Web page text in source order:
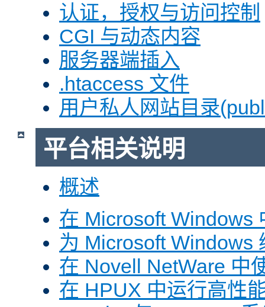
认证，授权与访问控制
CGI 与动态内容
服务器端插入
.htaccess 文件
用户私人网站目录
平台相关说明
概述
在 Microsoft Windows
为 Microsoft Windows
在 Novell NetWare 中
在 HPUX 中运行高性